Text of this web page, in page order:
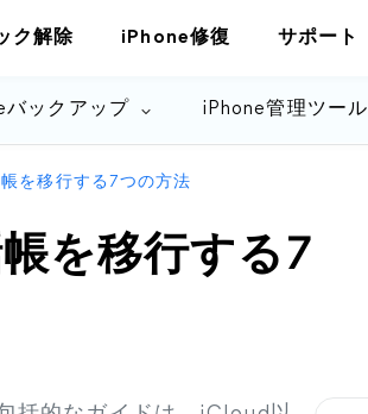
ク解除 iPhone修復 サポート
バックアップ iPhone管理ツール
を移行する7つの方法
を移行する7